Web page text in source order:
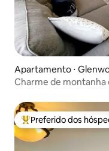
Apartamento ⋅
Charme de montanha
Entre os melhores
Preferido dos